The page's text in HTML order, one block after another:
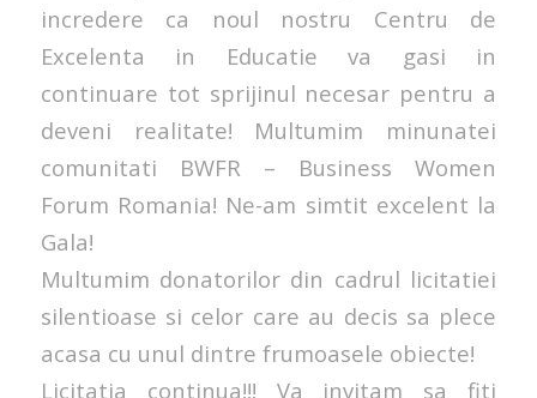
incredere ca noul nostru Centru de
Excelenta in Educatie va gasi in
continuare tot sprijinul necesar pentru a
deveni realitate! Multumim minunatei
comunitati BWFR – Business Women
Forum Romania! Ne-am simtit excelent la
Gala!
Multumim donatorilor din cadrul licitatiei
silentioase si celor care au decis sa plece
acasa cu unul dintre frumoasele obiecte!
Licitatia continua!!! Va invitam sa fiti